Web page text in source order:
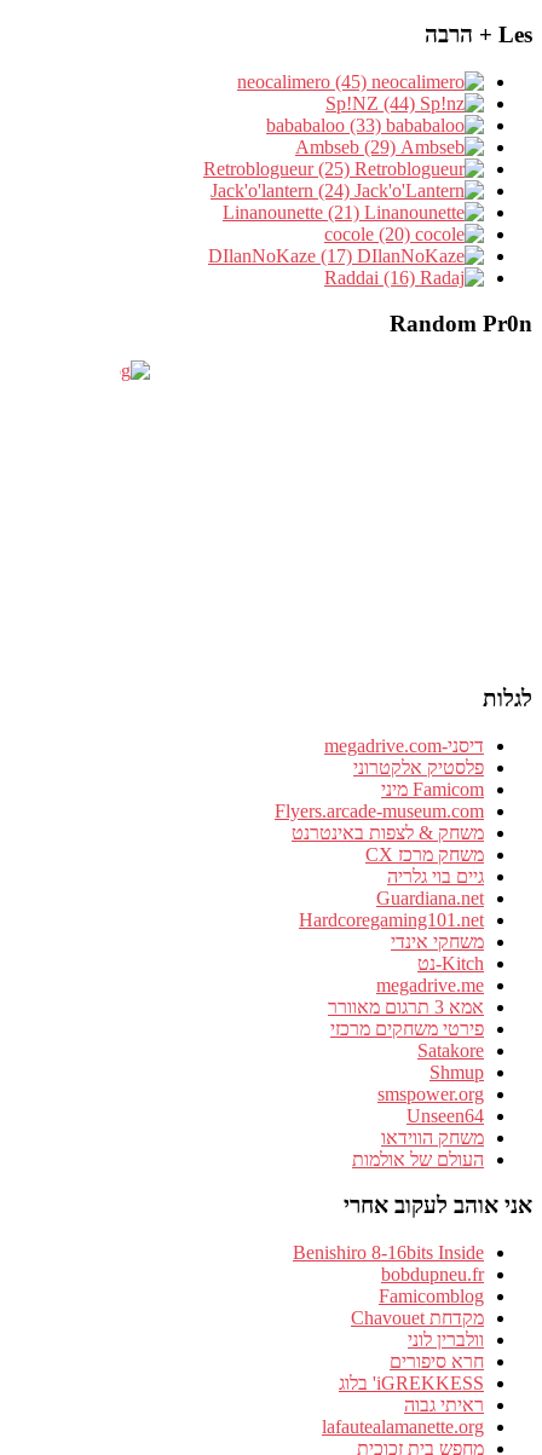
Les + הרבה
Random Pr0n
לגלות
דיסני-megadrive.com
פלסטיק אלקטרוני
Famicom מיני
Flyers.arcade-museum.com
משחק & לצפות באינטרנט
משחק מרכז CX
גיים בוי גלריה
Guardiana.net
Hardcoregaming101.net
משחקי אינדי
Kitch-נט
megadrive.me
אמא 3 תרגום מאוורר
פירטי משחקים מרכזי
Satakore
Shmup
smspower.org
Unseen64
משחק הווידאו
העולם של אולמות
אני אוהב לעקוב אחרי
Benishiro 8-16bits Inside
bobdupneu.fr
Famicomblog
מקדחת Chavouet
וולברין לוני
חרא סיפורים
iGREKKESS' בלוג
ראיתי גבוה
lafautealamanette.org
מחפש בית זכוכית